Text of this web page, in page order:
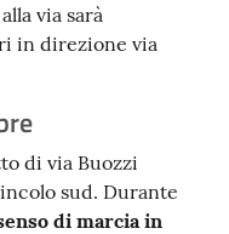
via sarà
in direzione via
di via Buozzi
sud. Durante
di marcia in